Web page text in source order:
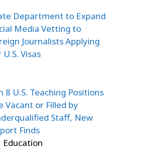
Department to Expand
Media Vetting to
Journalists Applying
Visas
8 U.S. Teaching Positions
Vacant or Filled by
Staff, New
Finds
Education